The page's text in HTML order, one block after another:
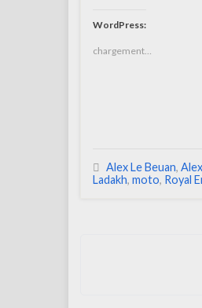
WordPress:
chargement…
Alex Le Beuan,
Ladakh, moto, Royal